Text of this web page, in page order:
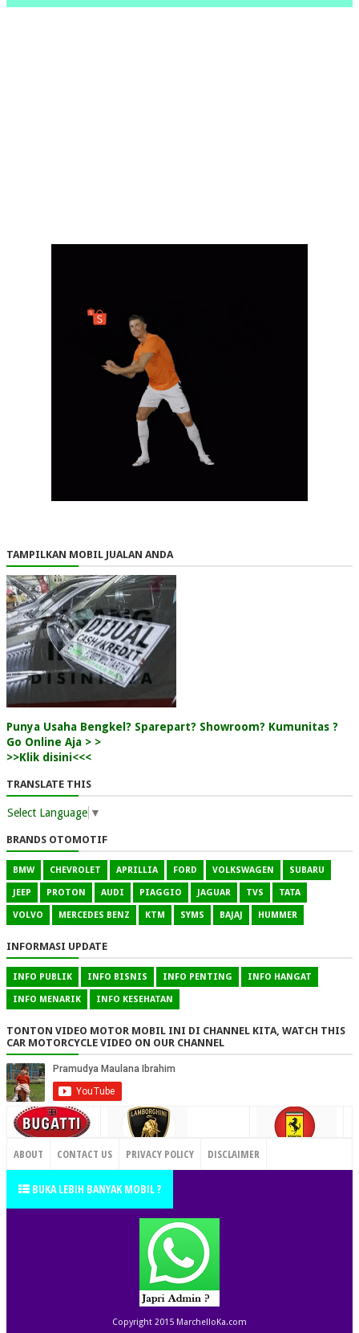
TAMPILKAN MOBIL JUALAN ANDA
Punya Usaha Bengkel? Sparepart? Showroom? Kumunitas ?
Go Online Aja > >
>>Klik disini<<<
TRANSLATE THIS
Select Language ▼
BRANDS OTOMOTIF
BMW CHEVROLET APRILLIA FORD VOLKSWAGEN SUBARU
JEEP PROTON AUDI PIAGGIO JAGUAR TVS TATA
VOLVO MERCEDES BENZ KTM SYMS BAJAJ HUMMER
INFORMASI UPDATE
INFO PUBLIK INFO BISNIS INFO PENTING INFO HANGAT
INFO MENARIK INFO KESEHATAN
TONTON VIDEO MOTOR MOBIL INI DI CHANNEL KITA, WATCH THIS
CAR MOTORCYCLE VIDEO ON OUR CHANNEL
CONTACT US
ABOUT CONTACT US PRIVACY POLICY DISCLAIMER
TERMS OF SERVICE SITEMAP
BUKA LEBIH BANYAK MOBIL ?
Copyright 2015 MarchelloKa.com